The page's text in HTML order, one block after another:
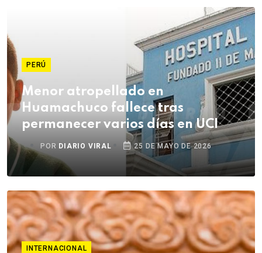
PERÚ
Menor atropellado en
Huamachuco fallece tras
permanecer varios días en UCI
POR DIARIO VIRAL 25 DE MAYO DE 2026
INTERNACIONAL